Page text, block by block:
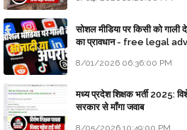
सोशल मीडिया पर किसी को
का प्रावधान - free legal
8/01/2026 06:36:00 PM
मध्य प्रदेश शिक्षक भर्ती 2025:
सरकार से माँगा जवाब
8/05/2026 10:49:00 PM